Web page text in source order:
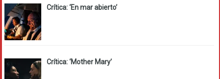
Crítica: ‘En mar abierto’
Crítica: ‘Mother Mary’